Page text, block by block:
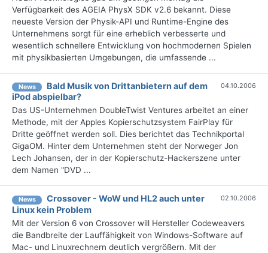
Verfügbarkeit des AGEIA PhysX SDK v2.6 bekannt. Diese
neueste Version der Physik-API und Runtime-Engine des
Unternehmens sorgt für eine erheblich verbesserte und
wesentlich schnellere Entwicklung von hochmodernen Spielen
mit physikbasierten Umgebungen, die umfassende ...
News
Bald Musik von Drittanbietern auf dem
iPod abspielbar?
04.10.2006
Das US-Unternehmen DoubleTwist Ventures arbeitet an einer
Methode, mit der Apples Kopierschutzsystem FairPlay für
Dritte geöffnet werden soll. Dies berichtet das Technikportal
GigaOM. Hinter dem Unternehmen steht der Norweger Jon
Lech Johansen, der in der Kopierschutz-Hackerszene unter
dem Namen "DVD ...
News
Crossover - WoW und HL2 auch unter
Linux kein Problem
02.10.2006
Mit der Version 6 von Crossover will Hersteller Codeweavers
die Bandbreite der Lauffähigkeit von Windows-Software auf
Mac- und Linuxrechnern deutlich vergrößern. Mit der